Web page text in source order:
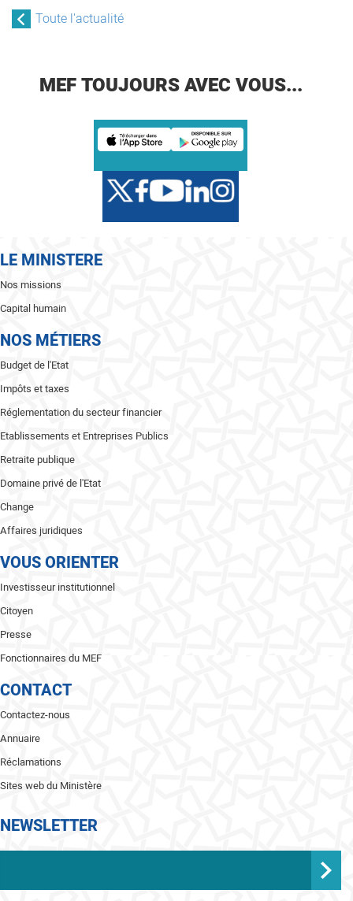
Toute l'actualité
MEF TOUJOURS AVEC VOUS...
LE MINISTERE
Nos missions
Capital humain
NOS MÉTIERS
Budget de l'Etat
Impôts et taxes
Réglementation du secteur financier
Etablissements et Entreprises Publics
Retraite publique
Domaine privé de l'Etat
Change
Affaires juridiques
VOUS ORIENTER
Investisseur institutionnel
Citoyen
Presse
Fonctionnaires du MEF
CONTACT
Contactez-nous
Annuaire
Réclamations
Sites web du Ministère
NEWSLETTER